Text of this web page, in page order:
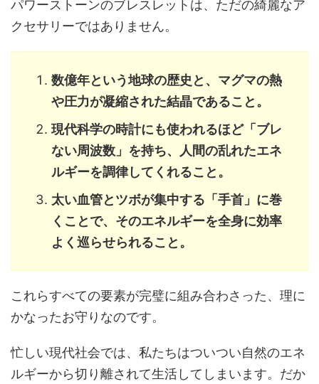
パワーストーンのブレスレットは、ただの綺麗なア
クセサリーではありません。
数億年という地球の歴史と、マグマの熱
や圧力が凝縮された結晶であること。
現代科学の時計にも使われるほど「ブレ
ない周波数」を持ち、人間の乱れたエネ
ルギーを調律してくれること。
太い血管とツボが集中する「手首」に巻
くことで、そのエネルギーを全身に効率
よく巡らせられること。
これらすべての要素が完璧に組み合わさった、理に
かなったお守りなのです。
忙しい現代社会では、私たちはついつい自然のエネ
ルギーから切り離されて生活してしまいます。だか